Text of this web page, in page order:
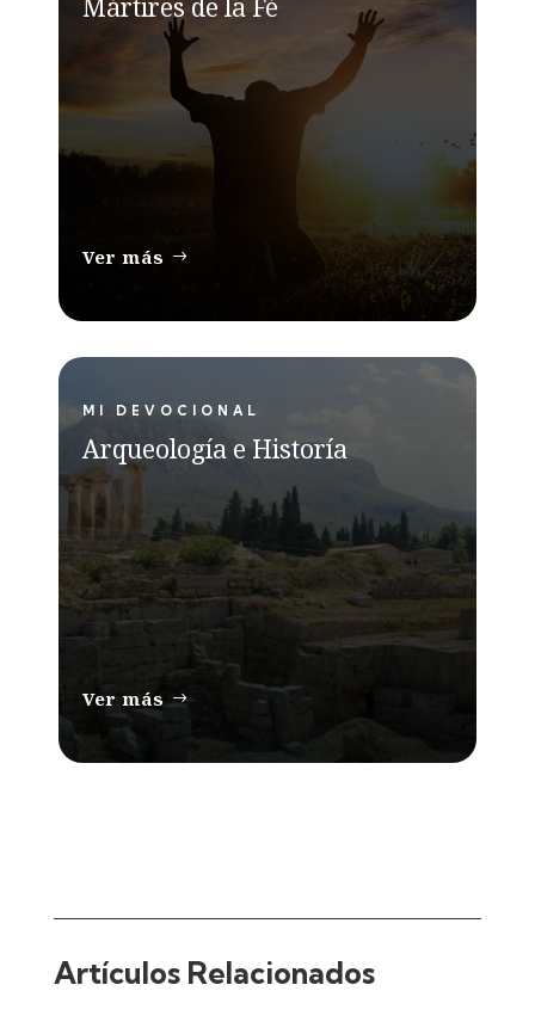
Mártires de la Fé
Ver más
MI DEVOCIONAL
Arqueología e Historía
Ver más
Artículos Relacionados